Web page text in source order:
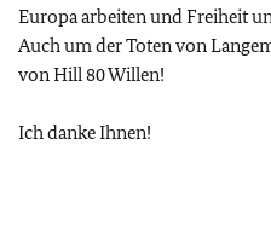
Europa arbeiten und Freiheit
Auch um der Toten von
von Hill 80 Willen!
Ich danke Ihnen!